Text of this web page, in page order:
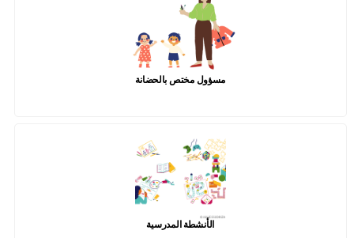
مسؤول مختص بالحضانة
الأنشطة المدرسية